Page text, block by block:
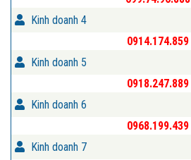
Kinh doanh 4
0914.174.859
Kinh doanh 5
0918.247.889
Kinh doanh 6
0968.199.439
Kinh doanh 7